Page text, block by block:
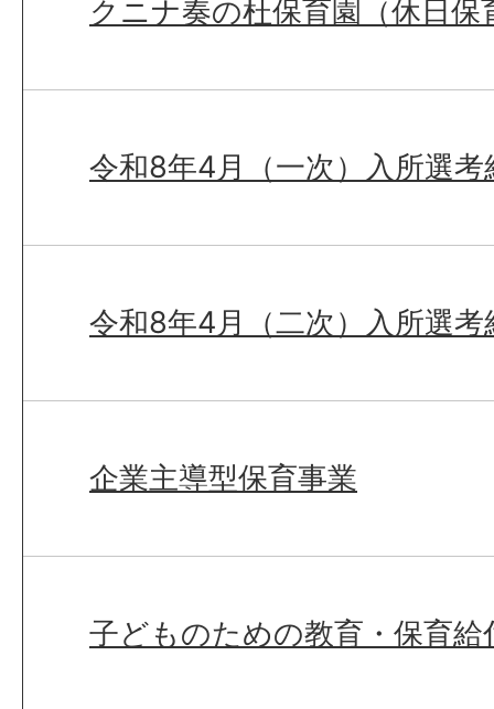
クニナ奏の杜保育園（休日保
令和8年4月（一次）入所選考
令和8年4月（二次）入所選考
企業主導型保育事業
子どものための教育・保育給